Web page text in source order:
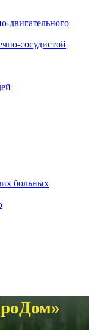
двигательного
сосудистой
больных